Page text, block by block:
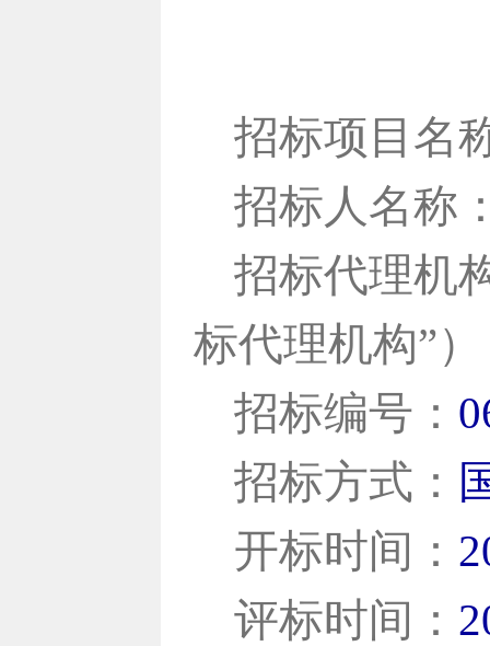
招标项目名
招标人名称
招标代理机
标代理机构”）
招标编号：
招标方式：
开标时间：
评标时间：